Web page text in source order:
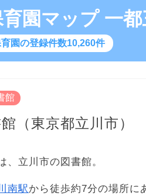
園マップ 一
園の登録件数10,260件
館
（東京都立川市）
、立川市の図書館。
南駅から徒歩約7分の場所に